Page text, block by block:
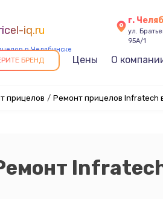
iq.ru
в Челябинске
г.
ул.
95А/1
БРЕНД Цены О
прицелов / Ремонт прицелов Infratech